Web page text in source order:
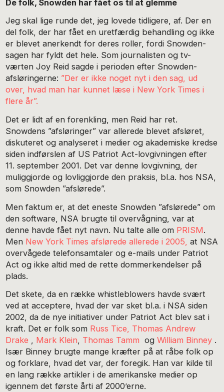
De folk, Snowden har fået os til at glemme
Jeg skal lige runde det, jeg lovede tidligere, af. Der en
del folk, der har fået en uretfærdig behandling og ikke
er blevet anerkendt for deres roller, fordi Snowden-
sagen har fyldt det hele. Som journalisten og tv-
værten Joy Reid sagde i perioden efter Snowden-
afsløringerne: ”Der er ikke noget nyt i den sag, ud
over, hvad man har kunnet læse i New York Times i
flere år”.
Det er lidt af en forenkling, men Reid har ret.
Snowdens ”afsløringer” var allerede blevet afsløret,
diskuteret og analyseret i medier og akademiske kredse
siden indførslen af US Patriot Act-lovgivningen efter
11. september 2001. Det var denne lovgivning, der
muliggjorde og lovliggjorde den praksis, bl.a. hos NSA,
som Snowden ”afslørede”.
Men faktum er, at det eneste Snowden ”afslørede” om
den software, NSA brugte til overvågning, var at
denne havde fået nyt navn. Nu talte alle om PRISM.
Men New York Times afslørede allerede i 2005,at NSA
overvågede telefonsamtaler og e-mails under Patriot
Act og ikke altid med de rette dommerkendelser på
plads.
Det skete, da en række whistleblowers havde svært
ved at acceptere, hvad der var sket bl.a. i NSA siden
2002, da de nye initiativer under Patriot Act blev sat i
kraft. Det er folk som Russ Tice, Thomas Andrew
Drake , Mark Klein, Thomas Tamm ogWilliam Binney .
Især Binney brugte mange kræfter på at råbe folk op
og forklare, hvad det var, der foregik. Han var kilde til
en lang række artikler i de amerikanske medier op
igennem det første årti af 2000’erne.